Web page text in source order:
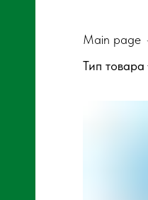
Main page
Тип товара